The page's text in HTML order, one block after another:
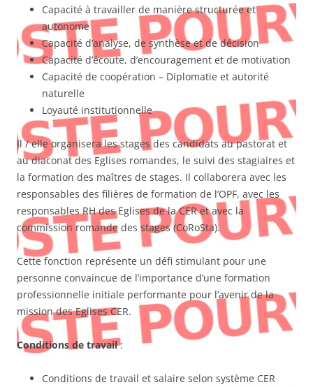
Capacité à travailler de manière structurée et
autonome
Capacité d’analyse, de synthèse et de décision
Capacité d’écoute, d’encouragement et de motivation
Capacité de coopération – Diplomatie et autorité
naturelle
Loyauté institutionnelle
Il / elle organisera les stages des candidats au pastorat et
au diaconat des Eglises romandes, le suivi des stagiaires et
la formation des maîtres de stages. Il collaborera avec les
responsables des filières de formation de l’OPF, avec les
responsables RH des Eglises de la CER et avec la
commission romande des stages (CoRoSta).
Cette fonction représente un défi stimulant pour une
personne convaincue de l’importance d’une formation
professionnelle initiale performante pour l’avenir de la
mission des Eglises CER.
Conditions de travail:
Conditions de travail et salaire selon système CER